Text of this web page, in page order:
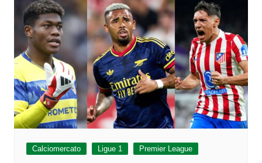
Calciomercato Ligue 1 Premier League